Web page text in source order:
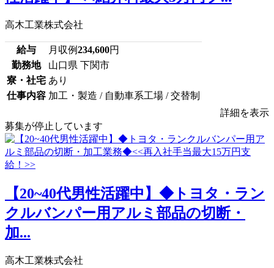
高木工業株式会社
給与 月収例234,600円
勤務地
山口県 下関市
寮・社宅 あり
仕事内容 加工・製造 / 自動車系工場 / 交替制
詳細を表示
募集が停止しています
【20~40代男性活躍中】◆トヨタ・ラン
クルバンパー用アルミ部品の切断・
加...
高木工業株式会社